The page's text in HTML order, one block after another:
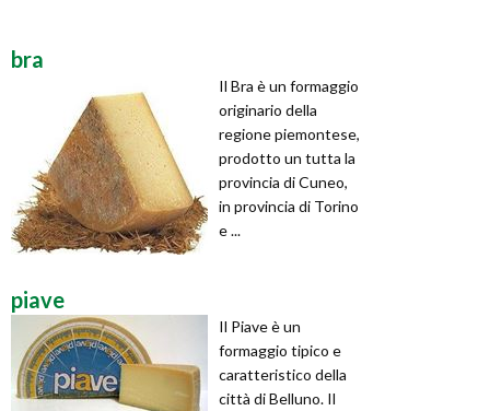
bra
Il Bra è un formaggio
originario della
regione piemontese,
prodotto un tutta la
provincia di Cuneo,
in provincia di Torino
e ...
piave
Il Piave è un
formaggio tipico e
caratteristico della
città di Belluno. Il